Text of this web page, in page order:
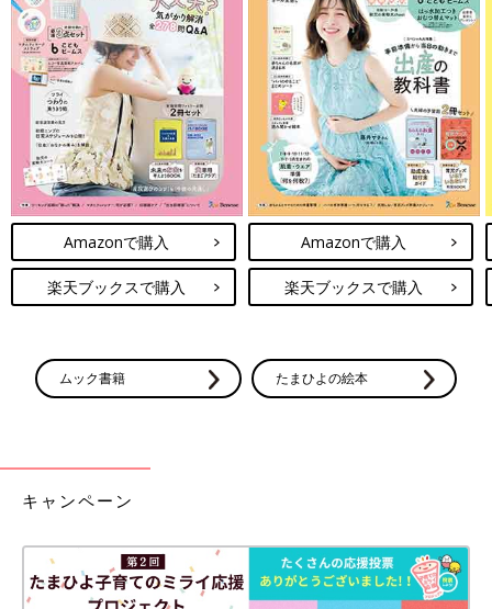
Amazonで購入
楽天ブックスで購入
Amazonで購入
楽天ブックスで購入
ムック書籍 たまひよの絵本
キャンペーン